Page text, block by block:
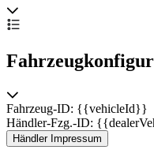
Fahrzeug-ID: {{vehicleId}}
Händler-Fzg.-ID:
Händler Impressum